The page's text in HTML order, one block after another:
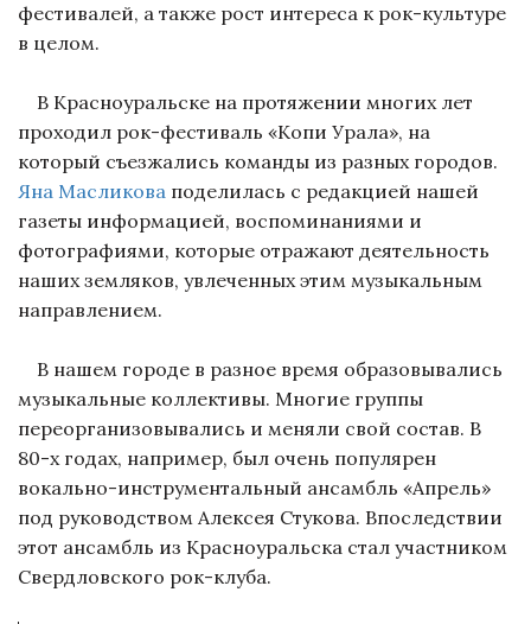
фестивалей, а также рост интереса к рок-культуре
в целом.
В Красноуральске на протяжении многих лет
проходил рок-фестиваль «Копи Урала», на
который съезжались команды из разных городов.
Яна Масликова поделилась с редакцией нашей
газеты информацией, воспоминаниями и
фотографиями, которые отражают деятельность
наших земляков, увлеченных этим музыкальным
направлением.
В нашем городе в разное время образовывались
музыкальные коллективы. Многие группы
переорганизовывались и меняли свой состав. В
80-х годах, например, был очень популярен
вокально-инструментальный ансамбль «Апрель»
под руководством Алексея Стукова. Впоследствии
этот ансамбль из Красноуральска стал участником
Свердловского рок-клуба.